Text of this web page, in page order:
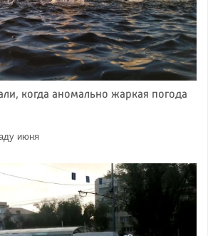
когда аномально жаркая погода
июня